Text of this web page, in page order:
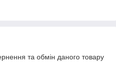
та обмін даного товару